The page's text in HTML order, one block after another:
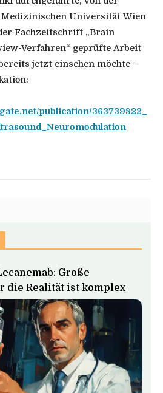
Universität Wien
Fachzeitschrift „Brain
Verfahren“ geprüfte Arbeit
jetzt einsehen möchte –
publication/363739822_
Große
die Realität ist komplex